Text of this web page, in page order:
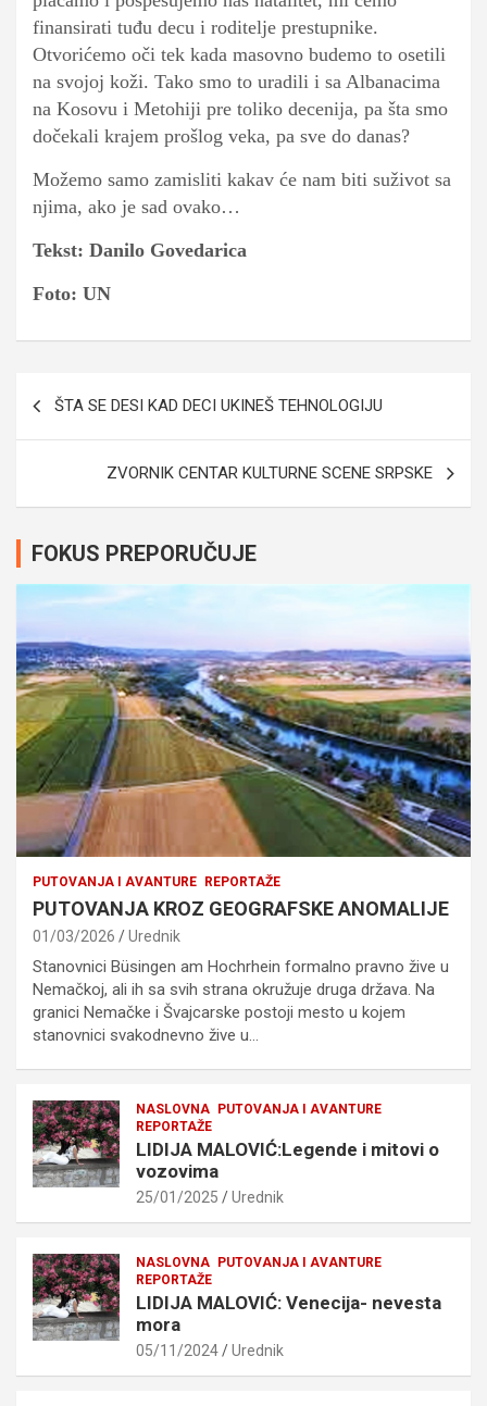
finansirati tuđu decu i roditelje prestupnike.
Otvorićemo oči tek kada masovno budemo to osetili
na svojoj koži. Tako smo to uradili i sa Albanacima
na Kosovu i Metohiji pre toliko decenija, pa šta smo
dočekali krajem prošlog veka, pa sve do danas?
Možemo samo zamisliti kakav će nam biti suživot sa
njima, ako je sad ovako…
Tekst: Danilo Govedarica
Foto: UN
Navigacija
ŠTA SE DESI KAD DECI UKINEŠ TEHNOLOGIJU
ZVORNIK CENTAR KULTURNE SCENE SRPSKE
FOKUS PREPORUČUJE
PUTOVANJA I AVANTURE REPORTAŽE
PUTOVANJA KROZ GEOGRAFSKE ANOMALIJE
01/03/2026 Urednik
Stanovnici Büsingen am Hochrhein formalno pravno žive u
Nemačkoj, ali ih sa svih strana okružuje druga država. Na
granici Nemačke i Švajcarske postoji mesto u kojem
stanovnici svakodnevno žive u…
NASLOVNA
PUTOVANJA I AVANTURE
REPORTAŽE
LIDIJA MALOVIĆ:Legende i mitovi o
vozovima
25/01/2025 Urednik
NASLOVNA
PUTOVANJA I AVANTURE
REPORTAŽE
LIDIJA MALOVIĆ: Venecija- nevesta
mora
05/11/2024 Urednik